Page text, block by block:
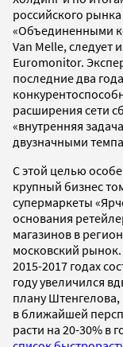
российского
«Объединенными
Van Melle, следует
Euromonitor.
последние два
расширения сети
«внутренняя
двузначными
С этой целью
крупный бизнес
супермаркеты
основания
магазинов в
московский
2015-2017 годах
году увеличился
плану
в ближайшей
расти на 20-30% в